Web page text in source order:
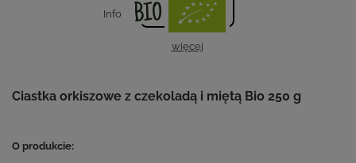
Info
więcej
Ciastka orkiszowe z czekoladą i miętą Bio 250 g
O produkcie: